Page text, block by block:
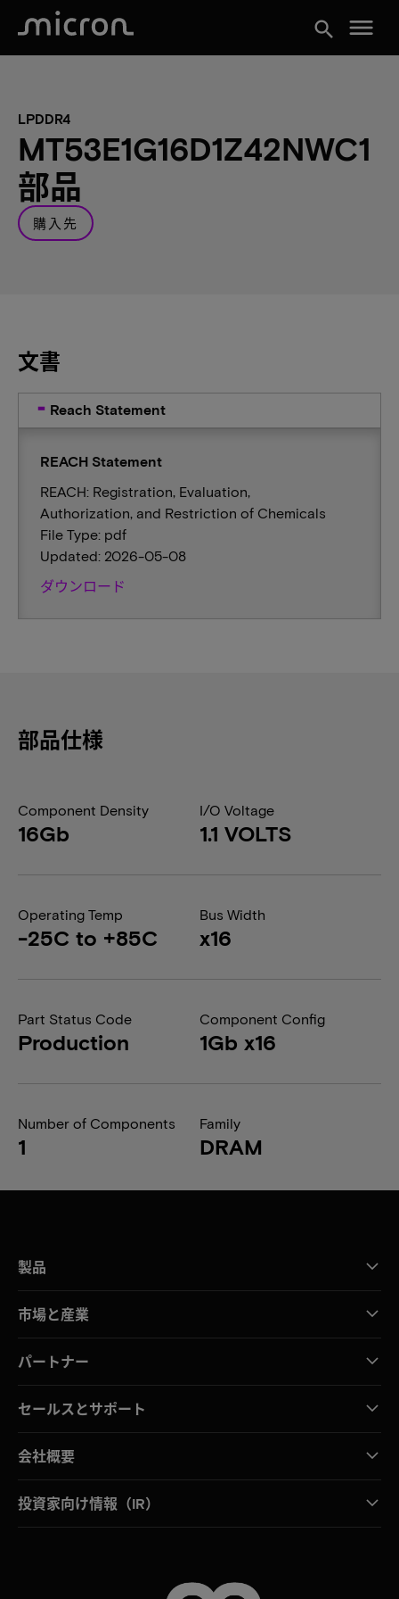
search menu
LPDDR4
MT53E1G16D1Z42NWC1
部品
購入先
文書
Reach Statement
REACH Statement
REACH: Registration, Evaluation,
Authorization, and Restriction of Chemicals
File Type: pdf
Updated: 2026-05-08
ダウンロード
部品仕様
Component Density
16Gb
I/O Voltage
1.1 VOLTS
Operating Temp
-25C to +85C
Bus Width
x16
Part Status Code
Production
Component Config
1Gb x16
Number of Components
1
Family
DRAM
製品
市場と産業
パートナー
セールスとサポート
会社概要
投資家向け情報（IR）